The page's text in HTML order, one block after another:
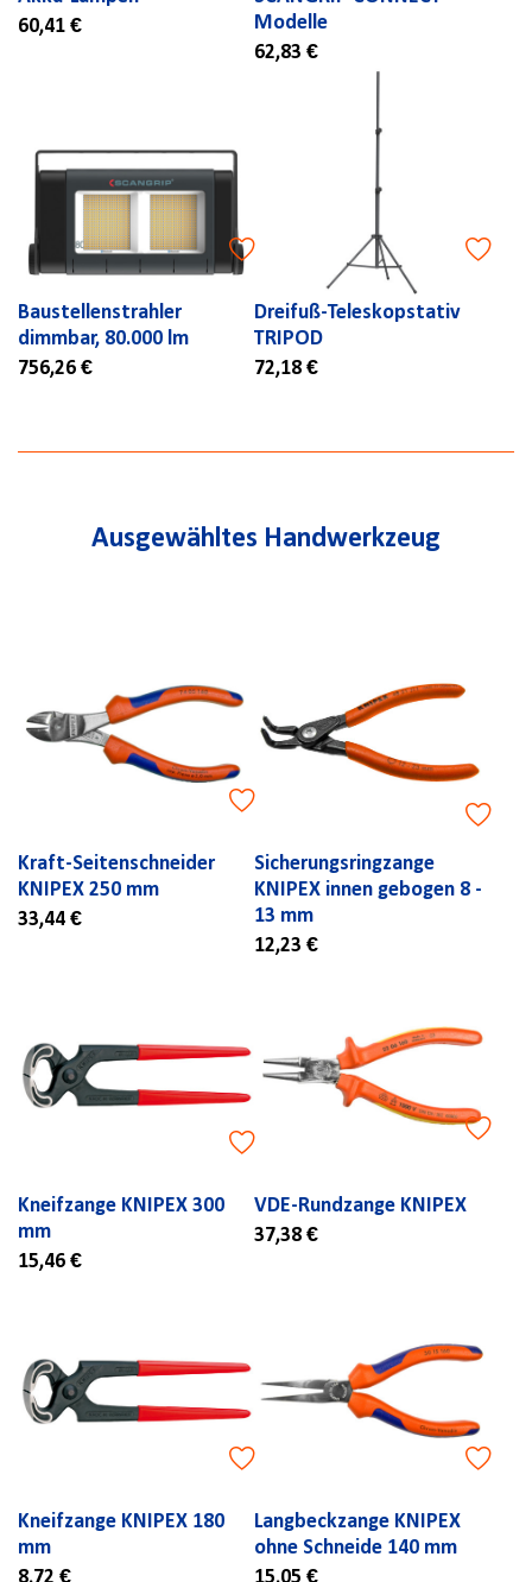
60,41 €
Modelle
62,83 €
Baustellenstrahler
dimmbar, 80.000 lm
756,26 €
Dreifuß-Teleskopstativ
TRIPOD
72,18 €
Ausgewähltes Handwerkzeug
Kraft-Seitenschneider
KNIPEX 250 mm
33,44 €
Sicherungsringzange
KNIPEX innen gebogen 8 -
13 mm
12,23 €
Kneifzange KNIPEX 300
mm
15,46 €
VDE-Rundzange KNIPEX
37,38 €
Kneifzange KNIPEX 180
mm
Langbeckzange KNIPEX
ohne Schneide 140 mm